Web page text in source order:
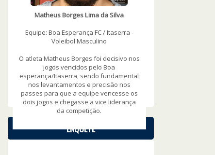
WOWSlider.com
Matheus Borges Lima da Silva
Equipe: Boa Esperança FC / Itaserra -
Voleibol Masculino
O atleta Matheus Borges foi decisivo nos
jogos vencidos pelo Boa
esperança/Itaserra, sendo fundamental
nos levantamentos e precisão nos
passes para que a equipe vencesse os
dois jogos e chegasse a vice liderança
da competição.
ENQUETE